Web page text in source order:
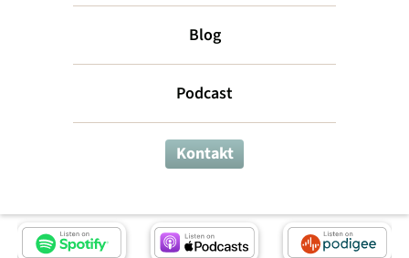
Blog
Podcast
Kontakt
4 Elemente
wirksamer
Führung